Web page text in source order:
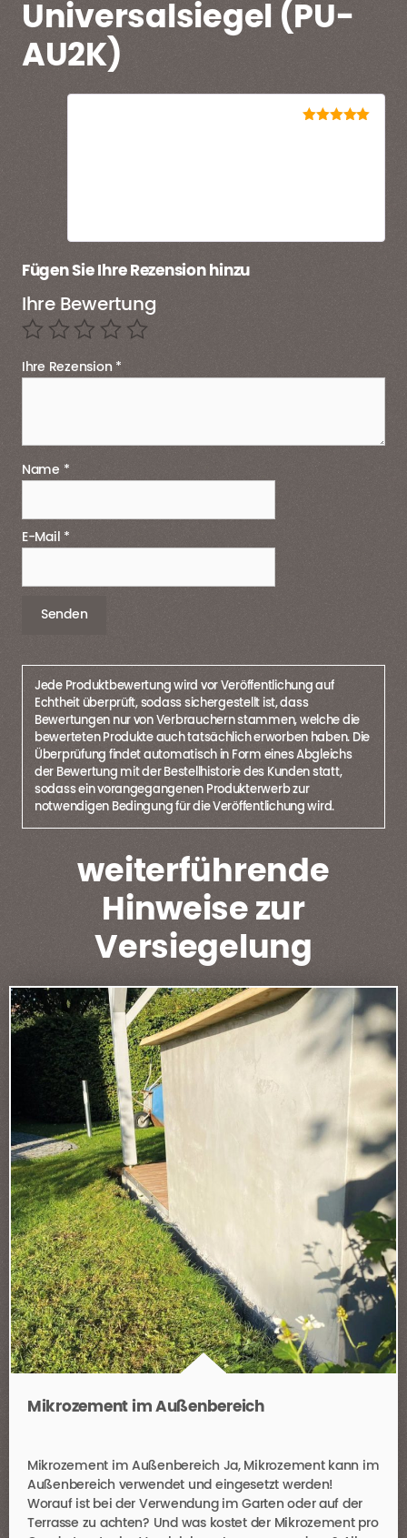
Universalsiegel (PU-
AU2K)
Fügen Sie Ihre Rezension hinzu
Ihre Bewertung
Ihre Rezension *
Name *
E-Mail *
Jede Produktbewertung wird vor Veröffentlichung auf
Echtheit überprüft, sodass sichergestellt ist, dass
Bewertungen nur von Verbrauchern stammen, welche die
bewerteten Produkte auch tatsächlich erworben haben. Die
Überprüfung findet automatisch in Form eines Abgleichs
der Bewertung mit der Bestellhistorie des Kunden statt,
sodass ein vorangegangenen Produkterwerb zur
notwendigen Bedingung für die Veröffentlichung wird.
weiterführende
Hinweise zur
Versiegelung
Mikrozement im Außenbereich
Mikrozement im Außenbereich Ja, Mikrozement kann im
Außenbereich verwendet und eingesetzt werden!
Worauf ist bei der Verwendung im Garten oder auf der
Terrasse zu achten? Und was kostet der Mikrozement pro